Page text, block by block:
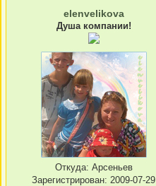
elenvelikova
Душа компании!
Откуда: Арсеньев
Зарегистрирован: 2009-07-29